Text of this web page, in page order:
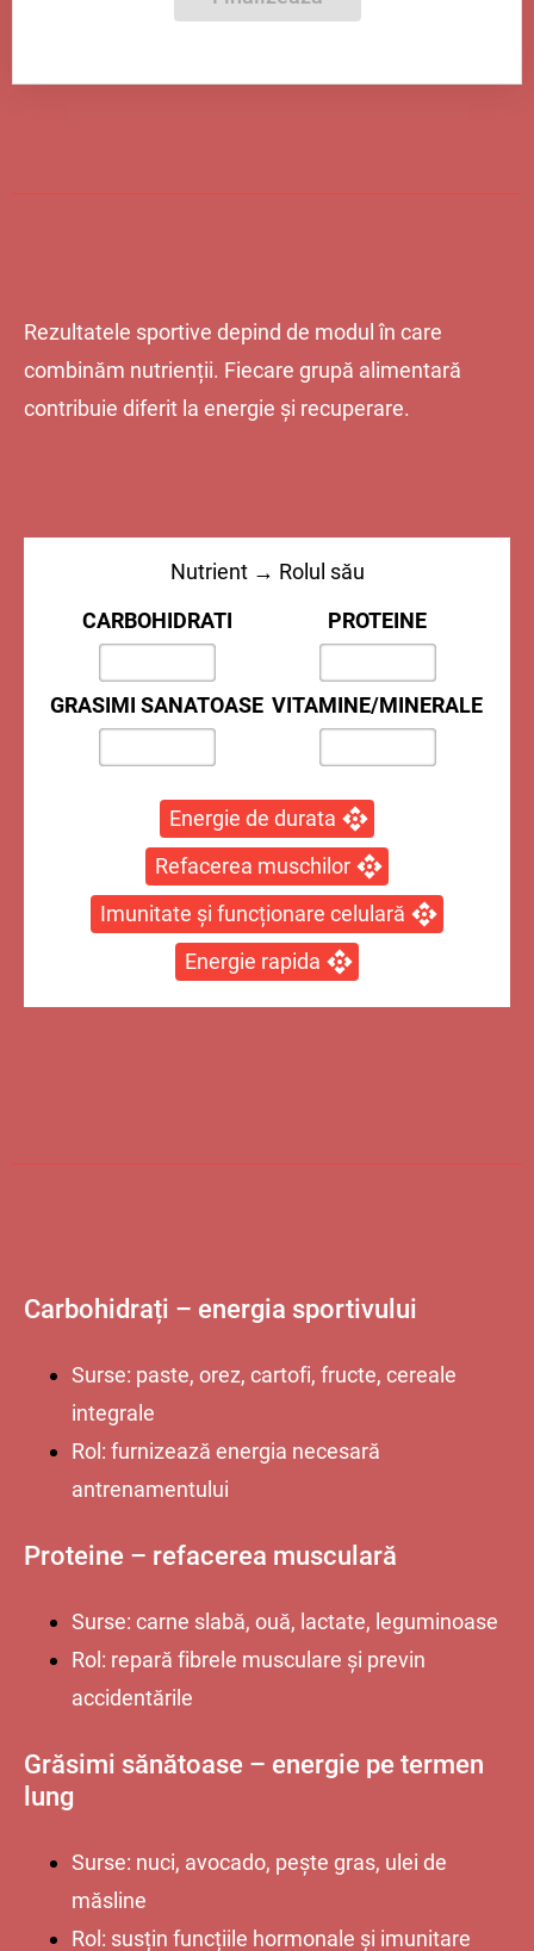
Rezultatele sportive depind de modul în care
combinăm nutrienții. Fiecare grupă alimentară
contribuie diferit la energie și recuperare.
Nutrient → Rolul său
CARBOHIDRATI
PROTEINE
GRASIMI SANATOASE VITAMINE/MINERALE
Energie de durata
Refacerea muschilor
Imunitate și funcționare celulară
Energie rapida
Carbohidrați – energia sportivului
Surse: paste, orez, cartofi, fructe, cereale
integrale
Rol: furnizează energia necesară
antrenamentului
Proteine – refacerea musculară
Surse: carne slabă, ouă, lactate, leguminoase
Rol: repară fibrele musculare și previn
accidentările
Grăsimi sănătoase – energie pe termen
lung
Surse: nuci, avocado, pește gras, ulei de
măsline
Rol: susțin funcțiile hormonale și imunitare